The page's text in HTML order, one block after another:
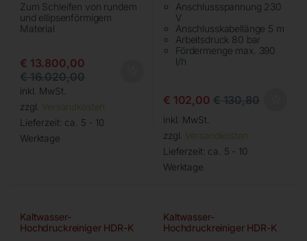
Zum Schleifen von rundem
und ellipsenförmigem
Material
€ 13.800,00
€16.020,00
inkl. MwSt.
zzgl. Versandkosten
Lieferzeit: ca. 5 - 10
Werktage
Anschlussspannung 230
V
Anschlusskabellänge 5 m
Arbeitsdruck 80 bar
Fördermenge max. 390
l/h
€ 102,00 €130,80
inkl. MwSt.
zzgl. Versandkosten
Lieferzeit: ca. 5 - 10
Werktage
Kaltwasser-
Hochdruckreiniger HDR-K
Kaltwasser-
Hochdruckreiniger HDR-K